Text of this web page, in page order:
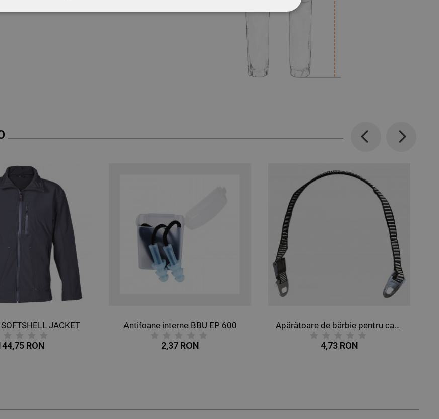
Previous
JACKET
RON
Antifoane interne BBU EP 600
2,37 RON
Apărătoare de bărbie pentru cască STENSO
4,73 RON
Next
DE PERFORMANȚĂ DE TARGETARE DE FUNCŢIONALITATE